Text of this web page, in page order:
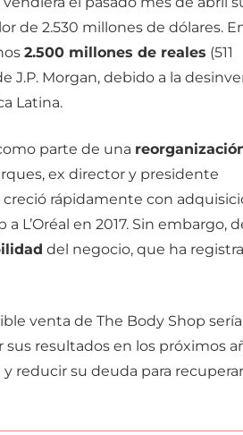
de 2.530 millones de dólares.
2.500 millones de reales (511
J.P. Morgan, debido a la
Latina.
parte de una
ex director y presidente
rápidamente con
L’Oréal en 2017. Sin embargo,
del negocio, que ha
venta de The Body Shop sería
resultados en los próximos
reducir su deuda para